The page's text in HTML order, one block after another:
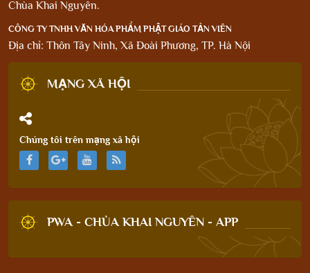
Chùa Khai Nguyên.
CÔNG TY TNHH VĂN HÓA PHẨM PHẬT GIÁO TẢN VIÊN
Địa chỉ: Thôn Tây Ninh, Xã Đoài Phương, TP. Hà Nội
MẠNG XÃ HỘI
Chúng tôi trên mạng xã hội
PWA - CHÙA KHAI NGUYÊN - APP